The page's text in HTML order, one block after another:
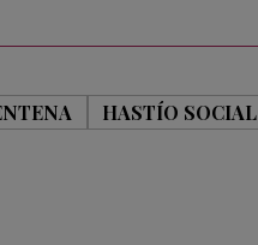
HASTÍO SOCIAL